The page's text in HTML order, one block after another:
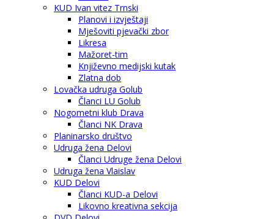
KUD Ivan vitez Trnski
Planovi i izvještaji
Mješoviti pjevački zbor
Likresa
Mažoret-tim
Književno medijski kutak
Zlatna dob
Lovačka udruga Golub
Članci LU Golub
Nogometni klub Drava
Članci NK Drava
Planinarsko društvo
Udruga žena Delovi
Članci Udruge žena Delovi
Udruga žena Vlaislav
KUD Delovi
Članci KUD-a Delovi
Likovno kreativna sekcija